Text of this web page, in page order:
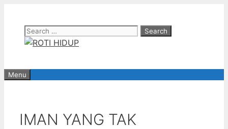
contentSearch
for:
Menu
IMAN YANG TAK